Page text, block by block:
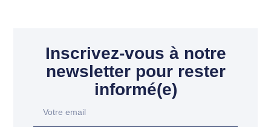
Inscrivez-vous à notre
newsletter pour rester
informé(e)